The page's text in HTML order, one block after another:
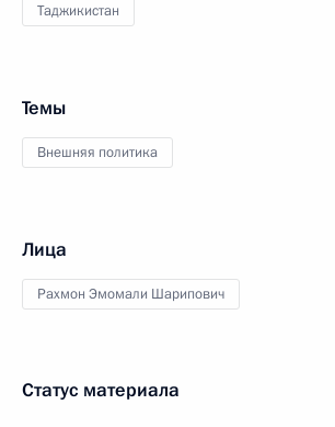
Таджикистан
Темы
Внешняя политика
Лица
Рахмон Эмомали Шарипович
Статус материала